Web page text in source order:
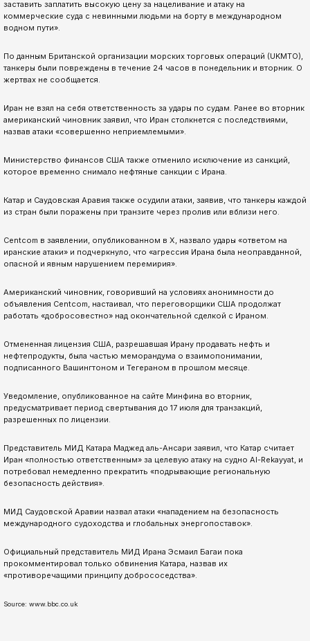
заставить заплатить высокую цену за нацеливание и атаку на
коммерческие суда с невинными людьми на борту в международном
водном пути».
По данным Британской организации морских торговых операций (UKMTO),
танкеры были повреждены в течение 24 часов в понедельник и вторник. О
жертвах не сообщается.
Иран не взял на себя ответственность за удары по судам. Ранее во вторник
американский чиновник заявил, что Иран столкнется с последствиями,
назвав атаки «совершенно неприемлемыми».
Министерство финансов США также отменило исключение из санкций,
которое временно снимало нефтяные санкции с Ирана.
Катар и Саудовская Аравия также осудили атаки, заявив, что танкеры каждой
из стран были поражены при транзите через пролив или вблизи него.
Centcom в заявлении, опубликованном в X, назвало удары «ответом на
иранские атаки» и подчеркнуло, что «агрессия Ирана была неоправданной,
опасной и явным нарушением перемирия».
Американский чиновник, говоривший на условиях анонимности до
объявления Centcom, настаивал, что переговорщики США продолжат
работать «добросовестно» над окончательной сделкой с Ираном.
Отмененная лицензия США, разрешавшая Ирану продавать нефть и
нефтепродукты, была частью меморандума о взаимопонимании,
подписанного Вашингтоном и Тегераном в прошлом месяце.
Уведомление, опубликованное на сайте Минфина во вторник,
предусматривает период свертывания до 17 июля для транзакций,
разрешенных по лицензии.
Представитель МИД Катара Маджед аль-Ансари заявил, что Катар считает
Иран «полностью ответственным» за целевую атаку на судно Al-Rekayyat, и
потребовал немедленно прекратить «подрывающие региональную
безопасность действия».
МИД Саудовской Аравии назвал атаки «нападением на безопасность
международного судоходства и глобальных энергопоставок».
Официальный представитель МИД Ирана Эсмаил Багаи пока
прокомментировал только обвинения Катара, назвав их
«противоречащими принципу добрососедства».
Source: www.bbc.co.uk